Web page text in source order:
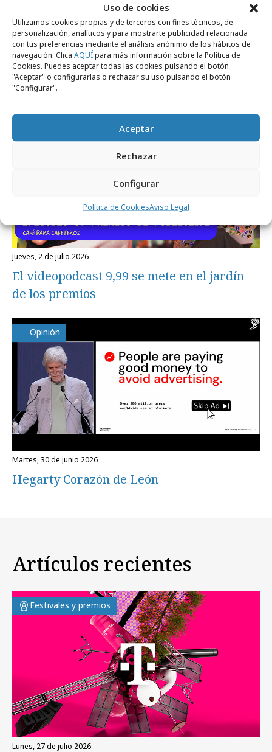
Uso de cookies
Utilizamos cookies propias y de terceros con fines técnicos, de
personalización, analíticos y para mostrarte publicidad relacionada
con tus preferencias mediante el análisis anónimo de los hábitos de
navegación. Clica AQUÍpara más información sobre la Política de
Cookies. Puedes aceptar todas las cookies pulsando el botón
"Aceptar" o configurarlas o rechazar su uso pulsando el botón
"Configurar".
Aceptar
Rechazar
Configurar
Política de CookiesAviso Legal
martes, 7 de julio 2026
La defensa del voto venezolano que se
llevó Grand Prix for Good
jueves, 2 de julio 2026
El videopodcast 9,99 se mete en el jardín
de los premios
Opinión
martes, 30 de junio 2026
Hegarty Corazón de León
Artículos recientes
Festivales y premios
lunes, 27 de julio 2026